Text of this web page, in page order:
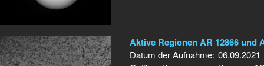
Aktive Regionen AR 12866 und
Datum der Aufnahme: 06.09.2021